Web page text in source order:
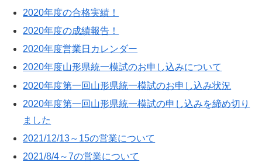
2020年度の合格実績！
2020年度の成績報告！
2020年度営業日カレンダー
2020年度山形県統一模試のお申し込みについて
2020年度第一回山形県統一模試のお申し込み状況
2020年度第一回山形県統一模試の申し込みを締め切り
ました
2021/12/13～15の営業について
2021/8/4～7の営業について